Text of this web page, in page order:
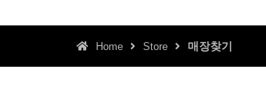
Home Store 매장찾기